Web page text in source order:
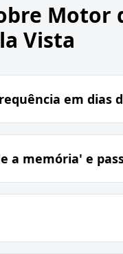
Motor
Vista
em dias
a memória' e